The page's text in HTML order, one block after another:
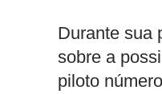
Durante sua
sobre a
piloto